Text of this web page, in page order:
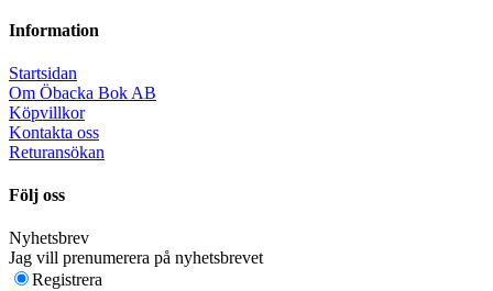
Information
Startsidan
Om Öbacka Bok AB
Köpvillkor
Kontakta oss
Returansökan
Följ oss
Nyhetsbrev
Jag vill prenumerera på nyhetsbrevet
Registrera